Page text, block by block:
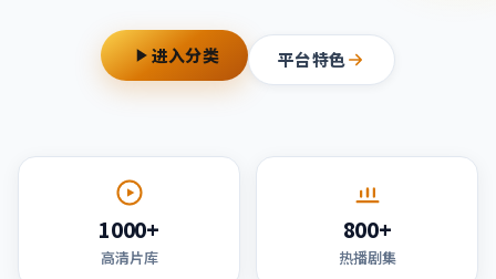
进入分类 平台特色
1000+
高清片库
800+
热播剧集